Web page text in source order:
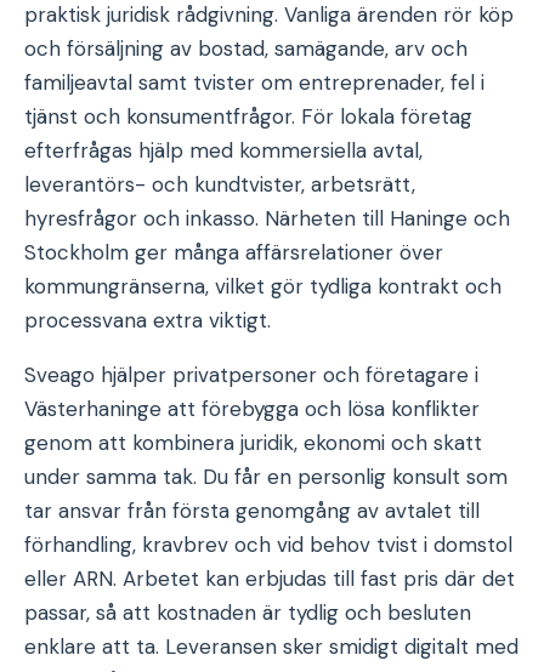
praktisk juridisk rådgivning. Vanliga ärenden rör köp
och försäljning av bostad, samägande, arv och
familjeavtal samt tvister om entreprenader, fel i
tjänst och konsumentfrågor. För lokala företag
efterfrågas hjälp med kommersiella avtal,
leverantörs- och kundtvister, arbetsrätt,
hyresfrågor och inkasso. Närheten till Haninge och
Stockholm ger många affärsrelationer över
kommungränserna, vilket gör tydliga kontrakt och
processvana extra viktigt.
Sveago hjälper privatpersoner och företagare i
Västerhaninge att förebygga och lösa konflikter
genom att kombinera juridik, ekonomi och skatt
under samma tak. Du får en personlig konsult som
tar ansvar från första genomgång av avtalet till
förhandling, kravbrev och vid behov tvist i domstol
eller ARN. Arbetet kan erbjudas till fast pris där det
passar, så att kostnaden är tydlig och besluten
enklare att ta. Leveransen sker smidigt digitalt med